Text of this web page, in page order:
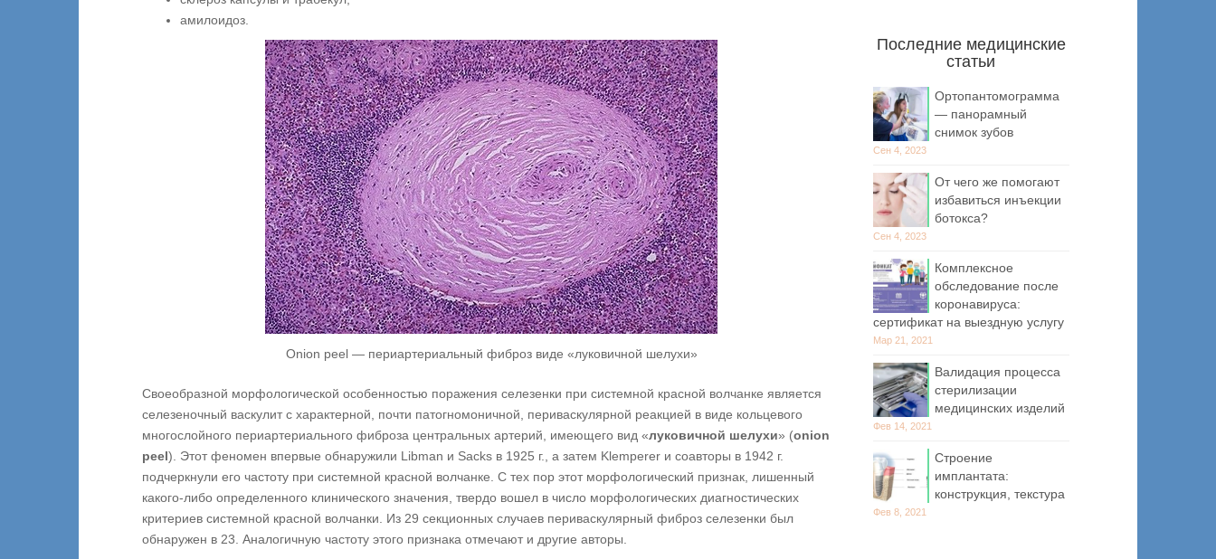
амилоидоз.
Onion peel — периартериальный фиброз виде «луковичной шелухи»
Своеобразной морфологической особенностью поражения селезенки при системной красной волчанке является
селезеночный васкулит с характерной, почти патогномоничной, периваскулярной реакцией в виде кольцевого
многослойного периартериального фиброза центральных артерий, имеющего вид «луковичной шелухи» (onion
peel). Этот феномен впервые обнаружили Libman и Sacks в 1925 г., а затем Klemperer и соавторы в 1942 г.
подчеркнули его частоту при системной красной волчанке. С тех пор этот морфологический признак, лишенный
какого-либо определенного клинического значения, твердо вошел в число морфологических диагностических
критериев системной красной волчанки. Из 29 секционных случаев периваскулярный фиброз селезенки был
обнаружен в 23. Аналогичную частоту этого признака отмечают и другие авторы.
Последние медицинские
статьи
Ортопантомограмма
— панорамный
снимок зубов
Сен 4, 2023
От чего же помогают
избавиться инъекции
ботокса?
Сен 4, 2023
Комплексное
обследование после
коронавируса:
сертификат на выездную услугу
Мар 21, 2021
Валидация процесса
стерилизации
медицинских изделий
Фев 14, 2021
Строение
имплантата:
конструкция, текстура
Фев 8, 2021